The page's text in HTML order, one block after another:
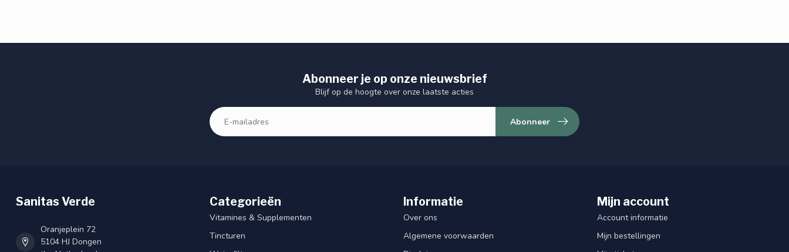
Abonneer je op onze nieuwsbrief
Blijf op de hoogte over onze laatste acties
Abonneer
Sanitas Verde
Oranjeplein 72
5104 HJ Dongen
Categorieën
Vitamines & Supplementen
Tincturen
Informatie
Over ons
Algemene voorwaarden
Mijn account
Account informatie
Mijn bestellingen